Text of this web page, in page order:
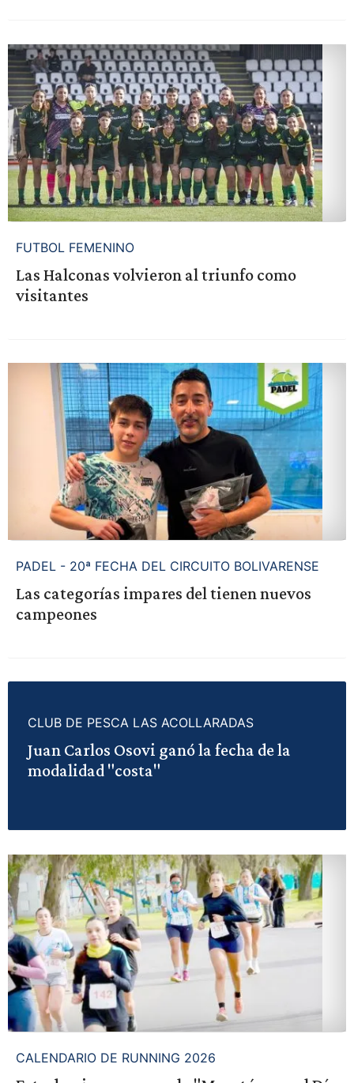
FUTBOL FEMENINO
Las Halconas volvieron al triunfo como
visitantes
PADEL - 20ª FECHA DEL CIRCUITO BOLIVARENSE
Las categorías impares del tienen nuevos
campeones
CLUB DE PESCA LAS ACOLLARADAS
Juan Carlos Osovi ganó la fecha de la
modalidad "costa"
CALENDARIO DE RUNNING 2026